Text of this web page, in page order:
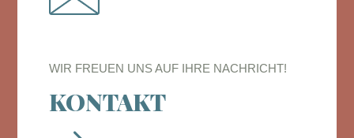
WIR FREUEN UNS AUF IHRE NACHRICHT!
KONTAKT